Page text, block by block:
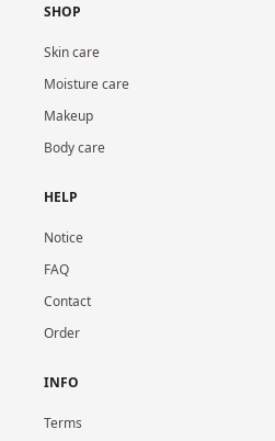
SHOP
Skin care
Moisture care
Makeup
Body care
HELP
Notice
FAQ
Contact
Order
INFO
Terms